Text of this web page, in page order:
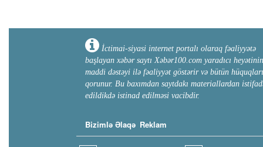
İctimai-siyasi internet portalı olaraq fəaliyyətə
başlayan xəbər saytı Xəbər100.com yaradıcı heyətinin
maddi dəstəyi ilə fəaliyyət göstərir və bütün hüquqları
qorunur. Bu baxımdan saytdakı materiallardan
edildikdə istinad edilməsi vacibdir.
Bizimlə Əlaqə Reklam